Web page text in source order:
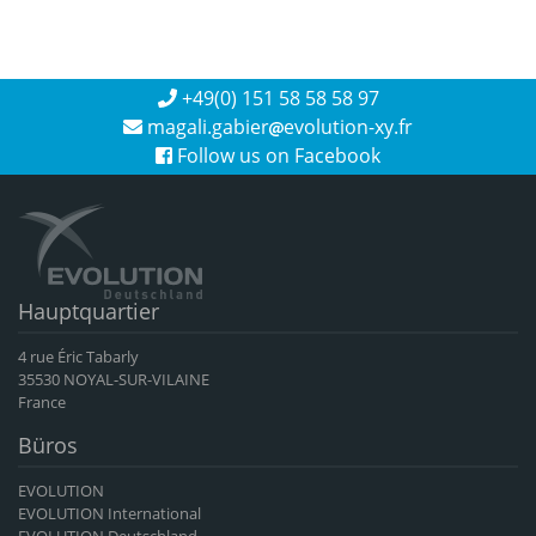
+49(0) 151 58 58 58 97
magali.gabier evolution-xy.fr
Follow us on Facebook
Hauptquartier
4 rue Éric Tabarly
35530 NOYAL-SUR-VILAINE
France
Büros
EVOLUTION
EVOLUTION International